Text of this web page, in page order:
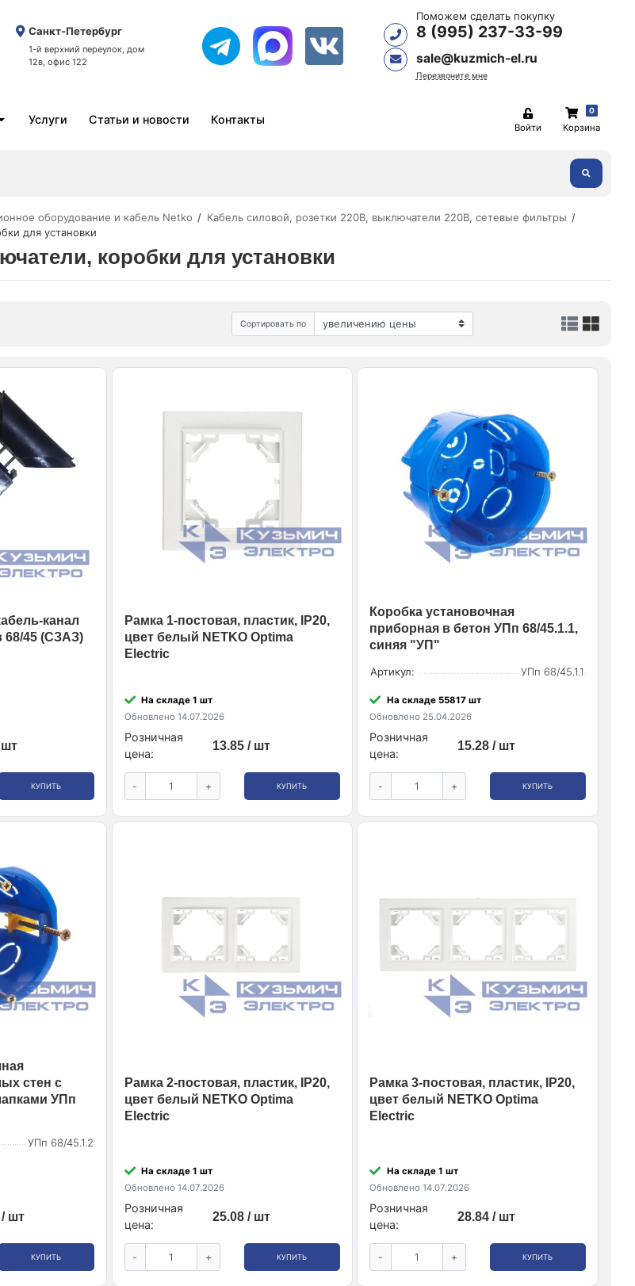
Санкт-Петербург
1-й верхний переулок, дом
12в, офис 122
Поможем сделать покупку
8 (995) 237-33-99
sale@kuzmich-el.ru
Перезвоните мне
Услуги Статьи и новости Контакты
Войти
0
Корзина
оборудование и кабель Netko
Кабель силовой, розетки 220В, выключатели 220В, сетевые фильтры
для установки
коробки для установки
Сортировать по
канал
68/45 (СЗАЗ)
шт
КУПИТЬ
Рамка 1-постовая, пластик, IP20,
цвет белый NETKO Optima
Electric
На складе 1 шт
Обновлено 14.07.2026
Розничная
цена:
13.85 / шт
- + КУПИТЬ
Коробка установочная
приборная в бетон УПп 68/45.1.1,
синяя "УП"
Артикул: УПп 68/45.1.1
На складе 55817 шт
Обновлено 25.04.2026
Розничная
цена:
15.28 / шт
- + КУПИТЬ
стен с
УПп
УПп 68/45.1.2
/ шт
КУПИТЬ
Рамка 2-постовая, пластик, IP20,
цвет белый NETKO Optima
Electric
На складе 1 шт
Обновлено 14.07.2026
Розничная
цена:
25.08 / шт
- + КУПИТЬ
Рамка 3-постовая, пластик, IP20,
цвет белый NETKO Optima
Electric
На складе 1 шт
Обновлено 14.07.2026
Розничная
цена:
28.84 / шт
- + КУПИТЬ